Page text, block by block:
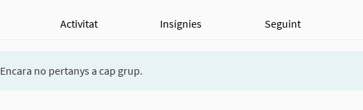
Activitat Insígnies Seguint
Encara no pertanys a cap grup.